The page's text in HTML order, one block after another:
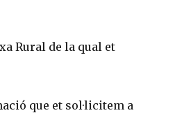
Rural de la qual et
que et sol·licitem a